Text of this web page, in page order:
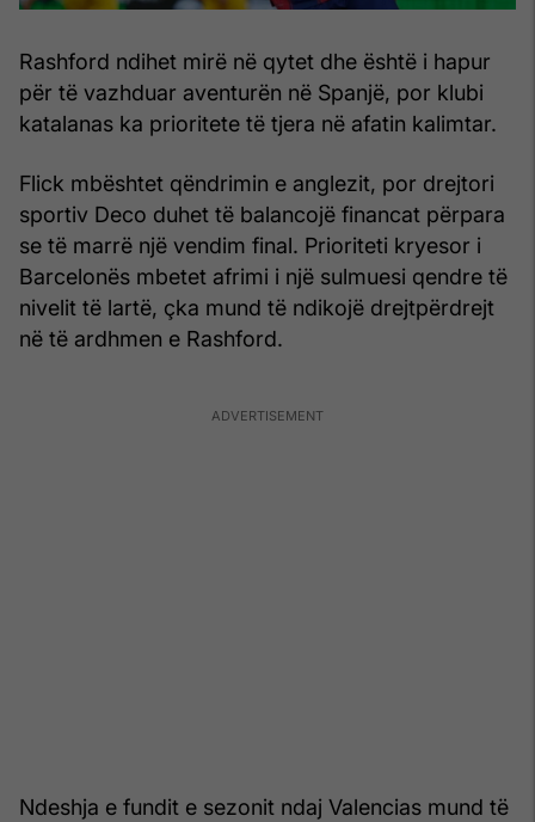
Rashford ndihet mirë në qytet dhe është i hapur
për të vazhduar aventurën në Spanjë, por klubi
katalanas ka prioritete të tjera në afatin kalimtar.
Flick mbështet qëndrimin e anglezit, por drejtori
sportiv Deco duhet të balancojë financat përpara
se të marrë një vendim final. Prioriteti kryesor i
Barcelonës mbetet afrimi i një sulmuesi qendre të
nivelit të lartë, çka mund të ndikojë drejtpërdrejt
në të ardhmen e Rashford.
Ndeshja e fundit e sezonit ndaj Valencias mund të